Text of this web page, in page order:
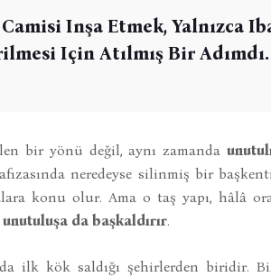
Inşa Etmek, Yalnızca
Için Atılmış Bir Adımdı.
bir yönü değil, aynı zamanda
neredeyse silinmiş bir
konu olur. Ama o taş yapı, hâlâ
unutuluşa da başkaldırır.
ilk kök saldığı şehirlerden biridir.